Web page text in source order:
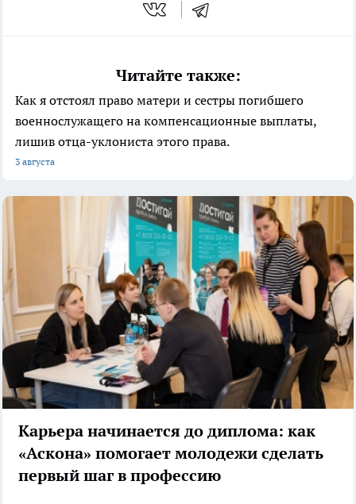
Читайте также:
Как я отстоял право матери и сестры погибшего
военнослужащего на компенсационные выплаты,
лишив отца-уклониста этого права.
3 августа
Карьера начинается до диплома: как
«Аскона» помогает молодежи сделать
первый шаг в профессию